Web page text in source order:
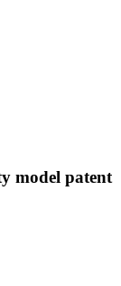
model patent